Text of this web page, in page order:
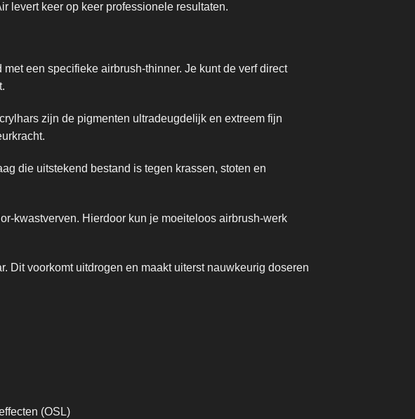
levert keer op keer professionele resultaten.
een specifieke airbrush-thinner. Je kunt de verf direct
zijn de pigmenten ultradeugdelijk en extreem fijn
die uitstekend bestand is tegen krassen, stoten en
kwastverven. Hierdoor kun je moeiteloos airbrush-werk
Dit voorkomt uitdrogen en maakt uiterst nauwkeurig doseren
(OSL)